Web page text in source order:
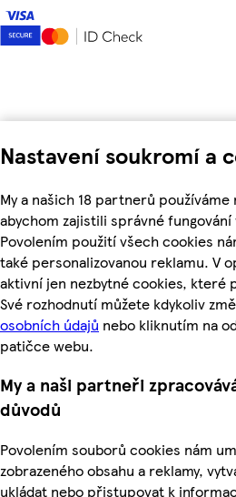
Nastavení soukromí a
My a našich 18 partnerů
abychom zajistili správné
Povolením použití všech cookies
také personalizovanou reklamu. V
aktivní jen nezbytné cookies, které
Své rozhodnutí můžete kdykoliv
osobních údajů nebo kliknutím na
patičce webu.
My a naši partneři
důvodů
Povolením souborů cookies nám
zobrazeného obsahu a reklamy,
ukládat nebo přistupovat k